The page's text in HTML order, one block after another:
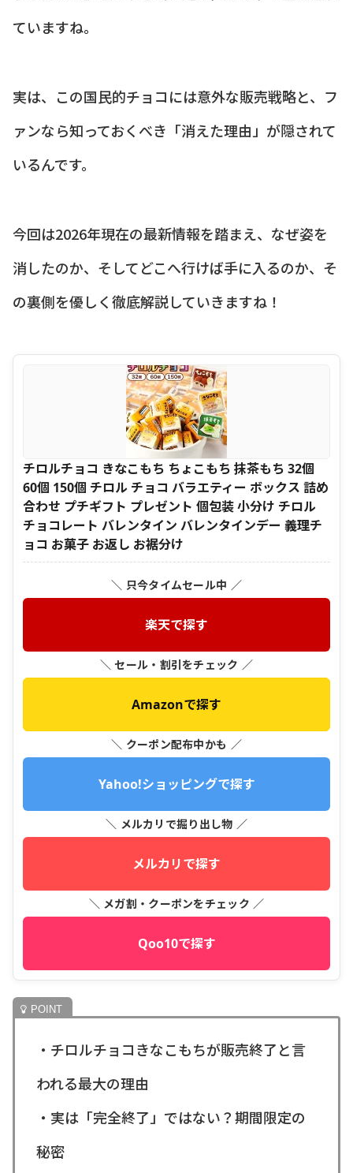
ていますね。
実は、この国民的チョコには意外な販売戦略と、フ
ァンなら知っておくべき「消えた理由」が隠されて
いるんです。
今回は2026年現在の最新情報を踏まえ、なぜ姿を
消したのか、そしてどこへ行けば手に入るのか、そ
の裏側を優しく徹底解説していきますね！
チロルチョコ きなこもち ちょこもち 抹茶もち 32個
60個 150個 チロル チョコ バラエティー ボックス 詰め
合わせ プチギフト プレゼント 個包装 小分け チロル
チョコレート バレンタイン バレンタインデー 義理チ
ョコ お菓子 お返し お裾分け
＼ 只今タイムセール中 ／
楽天で探す
＼ セール・割引をチェック ／
Amazonで探す
＼ クーポン配布中かも ／
Yahoo!ショッピングで探す
＼ メルカリで掘り出し物 ／
メルカリで探す
＼ メガ割・クーポンをチェック ／
Qoo10で探す
・チロルチョコきなこもちが販売終了と言
われる最大の理由
・実は「完全終了」ではない？期間限定の
秘密